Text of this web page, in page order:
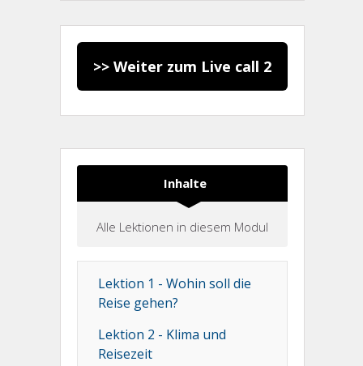
>> Weiter zum Live call 2
Inhalte
Alle Lektionen in diesem Modul
Lektion 1 - Wohin soll die
Reise gehen?
Lektion 2 - Klima und
Reisezeit